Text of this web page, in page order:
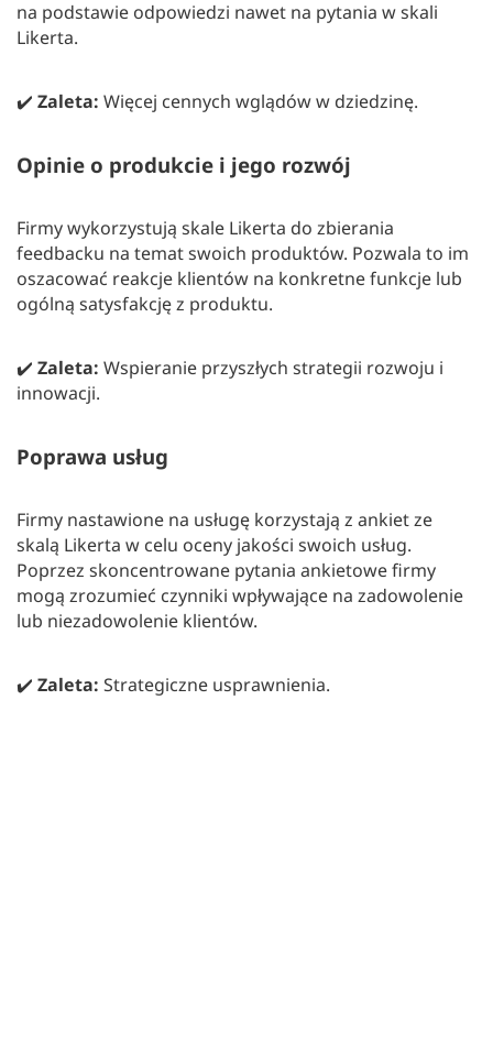
na podstawie odpowiedzi nawet na pytania w skali
Likerta.
✔️ Zaleta: Więcej cennych wglądów w dziedzinę.
Opinie o produkcie i jego rozwój
Firmy wykorzystują skale Likerta do zbierania
feedbacku na temat swoich produktów. Pozwala to im
oszacować reakcje klientów na konkretne funkcje lub
ogólną satysfakcję z produktu.
✔️ Zaleta: Wspieranie przyszłych strategii rozwoju i
innowacji.
Poprawa usług
Firmy nastawione na usługę korzystają z ankiet ze
skalą Likerta w celu oceny jakości swoich usług.
Poprzez skoncentrowane pytania ankietowe firmy
mogą zrozumieć czynniki wpływające na zadowolenie
lub niezadowolenie klientów.
✔️ Zaleta: Strategiczne usprawnienia.